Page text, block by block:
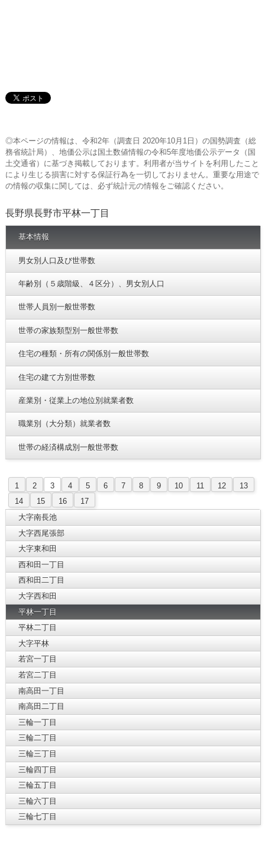
◎本ページの情報は、令和2年（調査日 2020年10月1日）の国勢調査（総
務省統計局）、地価公示は国土数値情報の令和5年度地価公示データ（国
土交通省）に基づき掲載しております。利用者が当サイトを利用したこと
により生じる損害に対する保証行為を一切しておりません。重要な用途で
の情報の収集に関しては、必ず統計元の情報をご確認ください。
長野県長野市平林一丁目
基本情報
男女別人口及び世帯数
年齢別（５歳階級、４区分）、男女別人口
世帯人員別一般世帯数
世帯の家族類型別一般世帯数
住宅の種類・所有の関係別一般世帯数
住宅の建て方別世帯数
産業別・従業上の地位別就業者数
職業別（大分類）就業者数
世帯の経済構成別一般世帯数
1 2 3 4 5 6 7 8 9 10 11 12
13
14
15 16
17
大字南長池
大字西尾張部
大字東和田
西和田一丁目
西和田二丁目
大字西和田
平林一丁目
平林二丁目
大字平林
若宮一丁目
若宮二丁目
南高田一丁目
南高田二丁目
三輪一丁目
三輪二丁目
三輪三丁目
三輪四丁目
三輪五丁目
三輪六丁目
三輪七丁目